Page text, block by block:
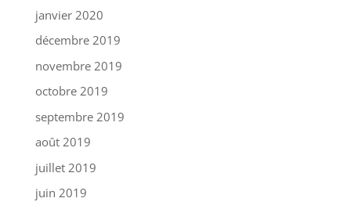
janvier 2020
décembre 2019
novembre 2019
octobre 2019
septembre 2019
août 2019
juillet 2019
juin 2019